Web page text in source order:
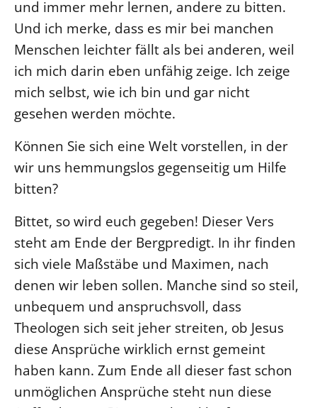
und immer mehr lernen, andere zu bitten.
Und ich merke, dass es mir bei manchen
Menschen leichter fällt als bei anderen, weil
ich mich darin eben unfähig zeige. Ich zeige
mich selbst, wie ich bin und gar nicht
gesehen werden möchte.
Können Sie sich eine Welt vorstellen, in der
wir uns hemmungslos gegenseitig um Hilfe
bitten?
Bittet, so wird euch gegeben! Dieser Vers
steht am Ende der Bergpredigt. In ihr finden
sich viele Maßstäbe und Maximen, nach
denen wir leben sollen. Manche sind so steil,
unbequem und anspruchsvoll, dass
Theologen sich seit jeher streiten, ob Jesus
diese Ansprüche wirklich ernst gemeint
haben kann. Zum Ende all dieser fast schon
unmöglichen Ansprüche steht nun diese
SERVICE
Älterwerden im Pfarrberuf
Beteiligungsverfahren
Beschwerdestellen
Ephoralbüro
Finanzplanung
Fundraising
IT-Service
Corporate Design
Interventionsplan
Jahresgespräche
Kantine Speiseplan
Kirchliches Amtsblatt
Kirchliche Verwaltung
Klimaschutzgesetz
Kunstreferat